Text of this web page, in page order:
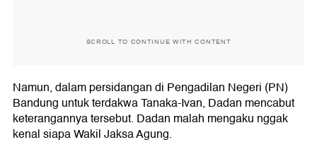
SCROLL TO CONTINUE WITH CONTENT
Namun, dalam persidangan di Pengadilan Negeri (PN)
Bandung untuk terdakwa Tanaka-Ivan, Dadan mencabut
keterangannya tersebut. Dadan malah mengaku nggak
kenal siapa Wakil Jaksa Agung.